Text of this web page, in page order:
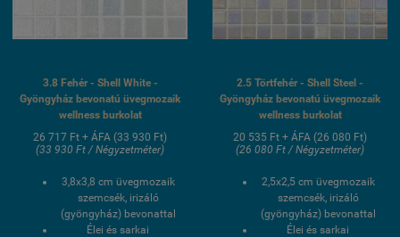
3.8 Fehér - Shell White -
Gyöngyház bevonatú üvegmozaik
wellness burkolat
26 717 Ft + ÁFA (33 930 Ft)
(33 930 Ft / Négyzetméter)
3,8x3,8 cm üvegmozaik
szemcsék, irizáló
(gyöngyház) bevonattal
Élei és sarkai
2.5 Törtfehér - Shell Steel -
Gyöngyház bevonatú üvegmozaik
wellness burkolat
20 535 Ft + ÁFA (26 080 Ft)
(26 080 Ft / Négyzetméter)
2,5x2,5 cm üvegmozaik
szemcsék, irizáló
(gyöngyház) bevonattal
Élei és sarkai